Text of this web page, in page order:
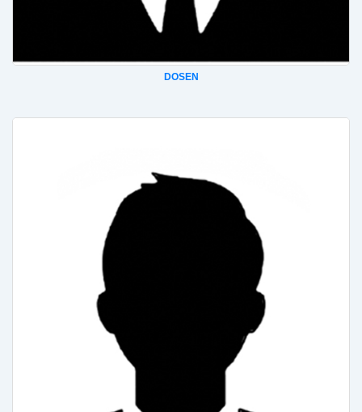
DOSEN